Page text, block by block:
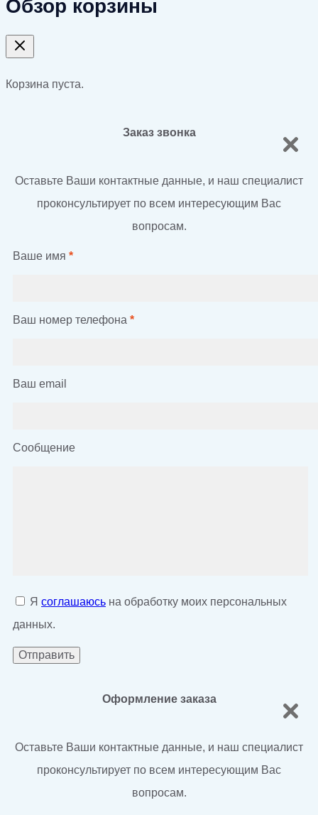
Обзор корзины
Корзина пуста.
Заказ звонка
Оставьте Ваши контактные данные, и наш специалист
проконсультирует по всем интересующим Вас
вопросам.
Ваше имя *
Ваш номер телефона *
Ваш email
Сообщение
Я соглашаюсь на обработку моих персональных
данных.
Оформление заказа
Оставьте Ваши контактные данные, и наш специалист
проконсультирует по всем интересующим Вас
вопросам.